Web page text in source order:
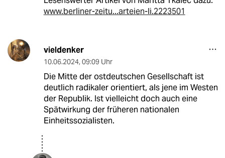
www.berliner-zeitu...arteien-li.2223501
vieldenker
10.06.2024, 09:09 Uhr
Die Mitte der ostdeutschen Gesellschaft ist
deutlich radikaler orientiert, als jene im Westen
der Republik. Ist vielleicht doch auch eine
Spätwirkung der früheren nationalen
Einheitssozialisten.